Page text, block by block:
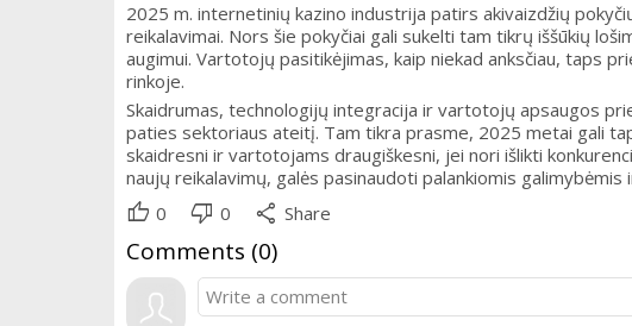
2025 m. internetinių kazino industrija patirs akivaizdžių
reikalavimai. Nors šie pokyčiai gali sukelti tam tikrų iššūkių
augimui. Vartotojų pasitikėjimas, kaip niekad anksčiau, taps
rinkoje.
Skaidrumas, technologijų integracija ir vartotojų apsaugos
paties sektoriaus ateitį. Tam tikra prasme, 2025 metai gali
skaidresni ir vartotojams draugiškesni, jei nori išlikti
naujų reikalavimų, galės pasinaudoti palankiomis galimybėmis
thumb_up 0 thumb_down 0 share Share
Comments (0)